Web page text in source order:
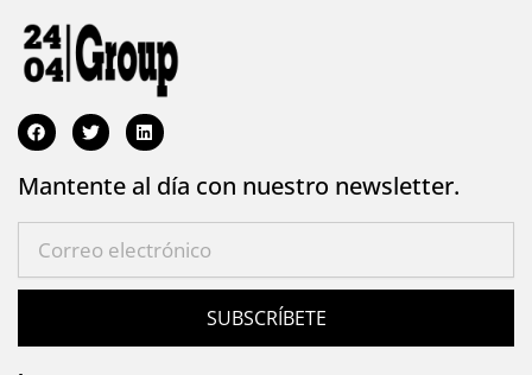
c
o
Mantente al día con nuestro newsletter.
SUBSCRÍBETE